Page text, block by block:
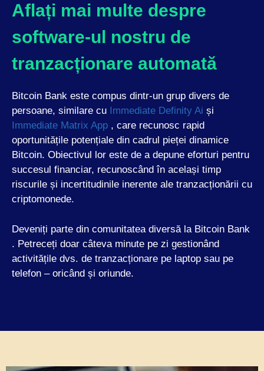
Aflați mai multe despre
software-ul nostru de
tranzacționare automată
Bitcoin Bank este compus dintr-un grup divers de
persoane, similare cu Immediate Definity Ai și
Immediate Matrix App , care recunosc rapid
oportunitățile potențiale din cadrul pieței dinamice
Bitcoin. Obiectivul lor este de a depune eforturi pentru
succesul financiar, recunoscând în același timp
riscurile și incertitudinile inerente ale tranzacționării cu
criptomonede.
Deveniți parte din comunitatea diversă la Bitcoin Bank
. Petreceți doar câteva minute pe zi gestionând
activitățile dvs. de tranzacționare pe laptop sau pe
telefon – oricând și oriunde.